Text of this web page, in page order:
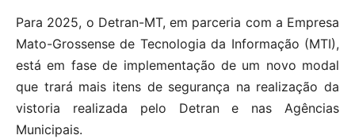
Para 2025, o Detran-MT, em parceria com a Empresa
Mato-Grossense de Tecnologia da Informação (MTI),
está em fase de implementação de um novo modal
que trará mais itens de segurança na realização da
vistoria realizada pelo Detran e nas Agências
Municipais.